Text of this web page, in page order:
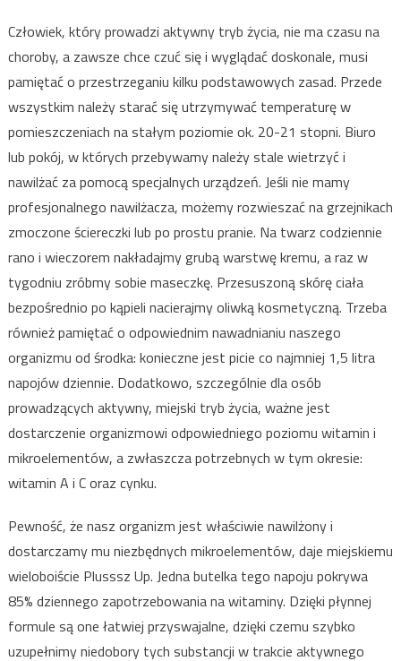
Człowiek, który prowadzi aktywny tryb życia, nie ma czasu na
choroby, a zawsze chce czuć się i wyglądać doskonale, musi
pamiętać o przestrzeganiu kilku podstawowych zasad. Przede
wszystkim należy starać się utrzymywać temperaturę w
pomieszczeniach na stałym poziomie ok. 20-21 stopni. Biuro
lub pokój, w których przebywamy należy stale wietrzyć i
nawilżać za pomocą specjalnych urządzeń. Jeśli nie mamy
profesjonalnego nawilżacza, możemy rozwieszać na grzejnikach
zmoczone ściereczki lub po prostu pranie. Na twarz codziennie
rano i wieczorem nakładajmy grubą warstwę kremu, a raz w
tygodniu zróbmy sobie maseczkę. Przesuszoną skórę ciała
bezpośrednio po kąpieli nacierajmy oliwką kosmetyczną. Trzeba
również pamiętać o odpowiednim nawadnianiu naszego
organizmu od środka: konieczne jest picie co najmniej 1,5 litra
napojów dziennie. Dodatkowo, szczególnie dla osób
prowadzących aktywny, miejski tryb życia, ważne jest
dostarczenie organizmowi odpowiedniego poziomu witamin i
mikroelementów, a zwłaszcza potrzebnych w tym okresie:
witamin A i C oraz cynku.
Pewność, że nasz organizm jest właściwie nawilżony i
dostarczamy mu niezbędnych mikroelementów, daje miejskiemu
wieloboiście Plusssz Up. Jedna butelka tego napoju pokrywa
85% dziennego zapotrzebowania na witaminy. Dzięki płynnej
formule są one łatwiej przyswajalne, dzięki czemu szybko
uzupełnimy niedobory tych substancji w trakcie aktywnego